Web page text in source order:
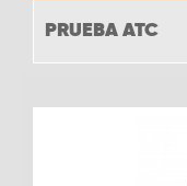
PRUEBA ATC